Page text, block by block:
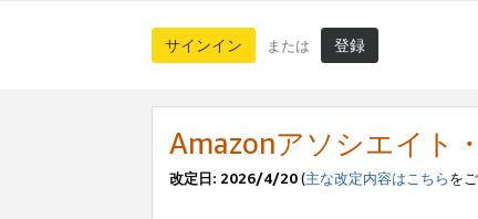
サインイン または 登録
Amazonアソシエイト
改定日: 2026/4/20(主な改定内容はこちらを